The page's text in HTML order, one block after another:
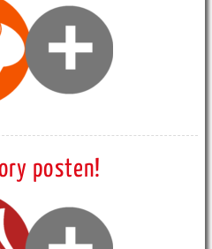
posten!